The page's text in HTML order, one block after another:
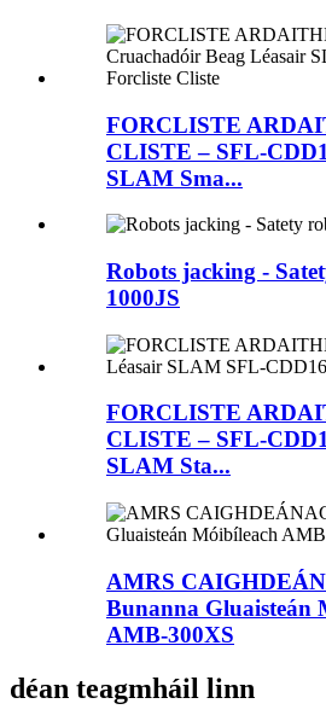
FORCLISTE
CLISTE – SFL-
SLAM Sma...
Robots jacking -
1000JS
FORCLISTE
CLISTE – SFL-
SLAM Sta...
AMRS
Bunanna Gluaisteán
AMB-300XS
déan teagmháil linn